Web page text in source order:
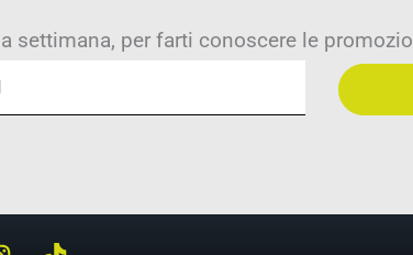
settimana, per farti conoscere le